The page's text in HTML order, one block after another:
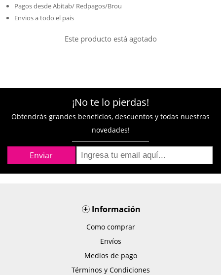
Pagos desde Abitab/ Redpagos/Brou
Envios a todo el pais
Este producto está agotado
¡No te lo pierdas!
Obtendrás grandes beneficios, descuentos y todas nuestras
novedades!
+Información
Como comprar
Envíos
Medios de pago
Términos y Condiciones